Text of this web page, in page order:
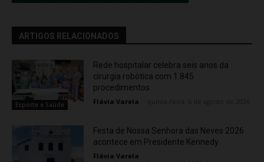
ARTIGOS RELACIONADOS
Esporte e Saúde
Rede hospitalar celebra seis anos da
cirurgia robótica com 1.845
procedimentos
Flávia Varela
Festa de Nossa Senhora das Neves 2026
acontece em Presidente Kennedy
Flávia Varela